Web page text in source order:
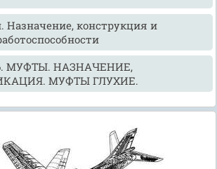
Назначение, конструкция и
МУФТЫ. НАЗНАЧЕНИЕ,
МУФТЫ ГЛУХИЕ.